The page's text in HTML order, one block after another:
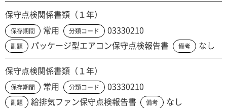
保守点検関係書類（１年）
保存期間 常用 分類コード 03330210
副題 パッケージ型エアコン保守点検報告書 備考 なし
保守点検関係書類（１年）
保存期間 常用 分類コード 03330210
副題 給排気ファン保守点検報告書 備考 なし